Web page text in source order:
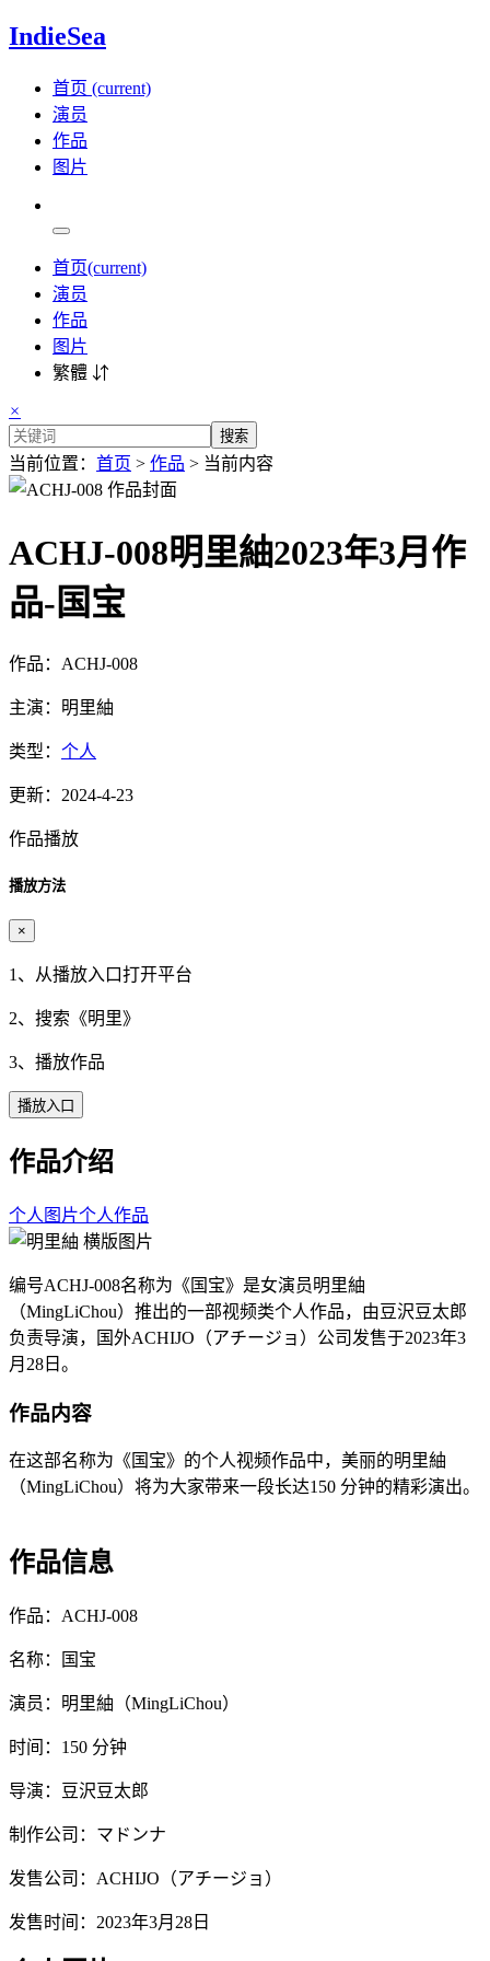
IndieSea
首页 (current)
演员
作品
图片
首页(current)
演员
作品
图片
繁體 ⇵
×
搜索
当前位置： 首页 > 作品 > 当前内容
ACHJ-008明里紬2023年3月作
品-国宝
作品：ACHJ-008
主演：明里紬
类型： 个人
更新：2024-4-23
作品播放
播放方法
×
1、从播放入口打开平台
2、搜索《明里》
3、播放作品
播放入口
作品介绍
个人图片个人作品
编号ACHJ-008名称为《国宝》是女演员明里紬
（MingLiChou）推出的一部视频类个人作品，由豆沢豆太郎
负责导演，国外ACHIJO（アチージョ）公司发售于2023年3
月28日。
作品内容
在这部名称为《国宝》的个人视频作品中，美丽的明里紬
（MingLiChou）将为大家带来一段长达150 分钟的精彩演出。
作品信息
作品：ACHJ-008
名称：国宝
演员：明里紬（MingLiChou）
时间：150 分钟
导演：豆沢豆太郎
制作公司：マドンナ
发售公司：ACHIJO（アチージョ）
发售时间：2023年3月28日